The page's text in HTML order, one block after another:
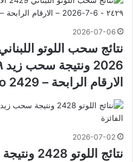
2026-07-06
الارقام الرابحة – loto 2429
2026-07-02